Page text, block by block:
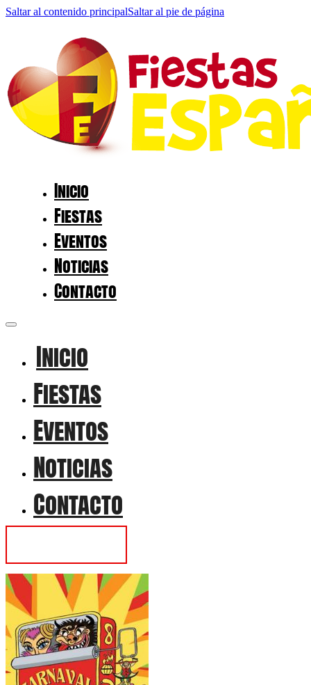
Saltar al contenido principalSaltar al pie de página
Inicio
Fiestas
Eventos
Noticias
Contacto
Inicio
Fiestas
Eventos
Noticias
Contacto